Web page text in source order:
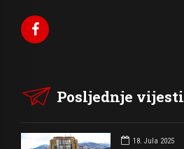
Posljednje vijesti
18. Jula 2025